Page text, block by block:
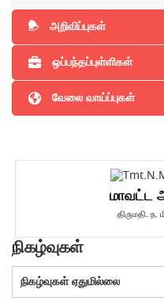
அறிவிப்புகள்
ஒப்பந்தப்புள்ளிகள்
வேலை வாய்ப்புகள்
மாவட்ட
திருமதி.
நிகழ்வுகள்
நிகழ்வுகள் ஏதுமில்லை